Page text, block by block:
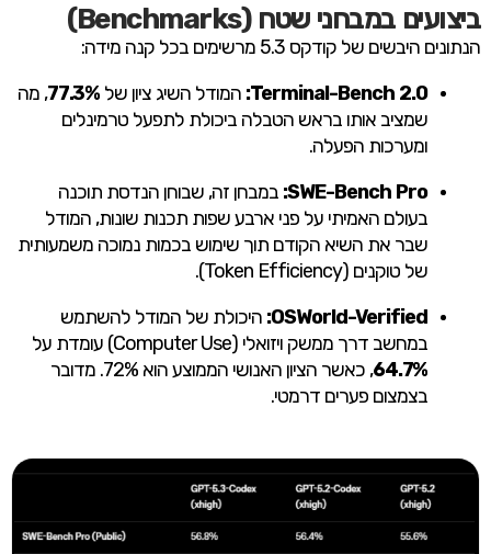
ביצועים במבחני שטח (Benchmarks)
הנתונים היבשים של קודקס 5.3 מרשימים בכל קנה מידה:
Terminal-Bench 2.0: המודל השיג ציון של 77.3%, מה
שמציב אותו בראש הטבלה ביכולת לתפעל טרמינלים
ומערכות הפעלה.
SWE-Bench Pro: במבחן זה, שבוחן הנדסת תוכנה
בעולם האמיתי על פני ארבע שפות תכנות שונות, המודל
שבר את השיא הקודם תוך שימוש בכמות נמוכה משמעותית
של טוקנים (Token Efficiency).
OSWorld-Verified: היכולת של המודל להשתמש
במחשב דרך ממשק ויזואלי (Computer Use) עומדת על
64.7%
, כאשר הציון האנושי הממוצע הוא 72%. מדובר
בצמצום פערים דרמטי.